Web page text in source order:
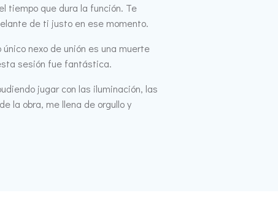
tiempo que dura la función. Te
de ti justo en ese momento.
nexo de unión es una muerte
sesión fue fantástica.
jugar con las iluminación, las
la obra, me llena de orgullo y